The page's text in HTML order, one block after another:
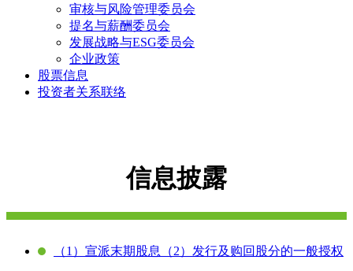
审核与风险管理委员会
提名与薪酬委员会
发展战略与ESG委员会
企业政策
股票信息
投资者关系联络
信息披露
（1）宣派末期股息（2）发行及购回股分的一般授权